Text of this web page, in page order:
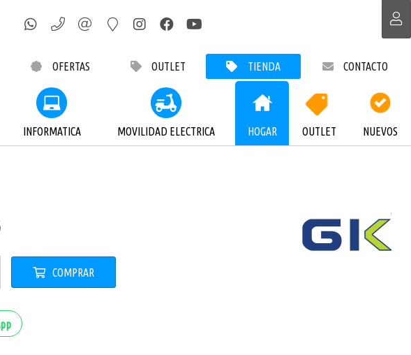
OFERTAS OUTLET TIENDA CONTACTO
INFORMATICA MOVILIDAD ELECTRICA HOGAR OUTLET NUEVOS
COMPRAR